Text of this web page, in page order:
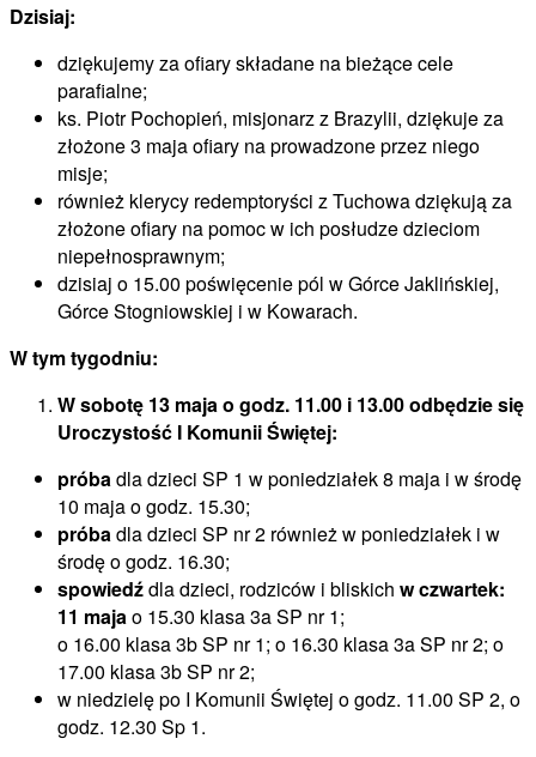
Dzisiaj:
dziękujemy za ofiary składane na bieżące cele
parafialne;
ks. Piotr Pochopień, misjonarz z Brazylii, dziękuje za
złożone 3 maja ofiary na prowadzone przez niego
misje;
również klerycy redemptoryści z Tuchowa dziękują za
złożone ofiary na pomoc w ich posłudze dzieciom
niepełnosprawnym;
dzisiaj o 15.00 poświęcenie pól w Górce Jaklińskiej,
Górce Stogniowskiej i w Kowarach.
W tym tygodniu:
W sobotę 13 maja o godz. 11.00 i 13.00 odbędzie się
Uroczystość I Komunii Świętej:
próbadla dzieci SP 1 w poniedziałek 8 maja i w środę
10 maja o godz. 15.30;
próbadla dzieci SP nr 2 również w poniedziałek i w
środę o godz. 16.30;
spowiedźdla dzieci, rodziców i bliskich w czwartek:
11 majao 15.30 klasa 3a SP nr 1;
o 16.00 klasa 3b SP nr 1; o 16.30 klasa 3a SP nr 2; o
17.00 klasa 3b SP nr 2;
w niedzielę po I Komunii Świętej o godz. 11.00 SP 2, o
godz. 12.30 Sp 1.